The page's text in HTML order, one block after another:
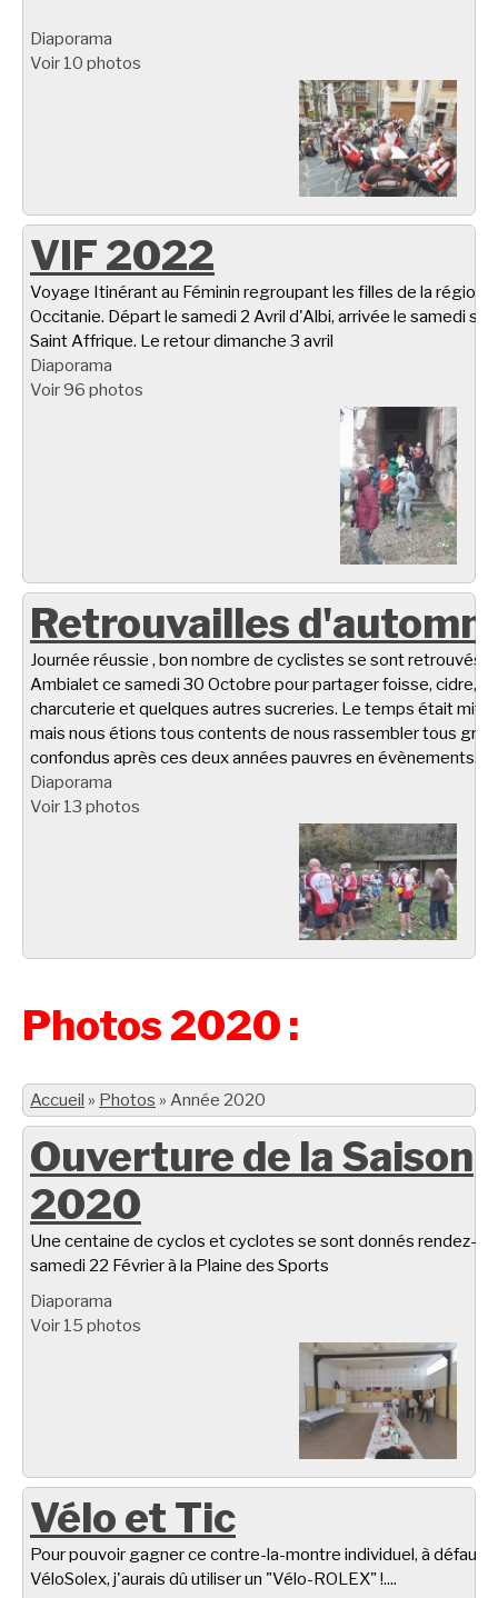
Diaporama
Voir 10 photos
VIF 2022
Voyage Itinérant au Féminin regroupant les filles de la région
Occitanie. Départ le samedi 2 Avril d'Albi, arrivée le samedi
Saint Affrique. Le retour dimanche 3 avril
Diaporama
Voir 96 photos
Retrouvailles
Journée réussie , bon nombre de cyclistes se sont retrouvés à
Ambialet ce samedi 30 Octobre pour partager foisse, cidre,
charcuterie et quelques autres sucreries. Le temps était
mais nous étions tous contents de nous rassembler tous
confondus après ces deux années pauvres en évènements.
Diaporama
Voir 13 photos
Photos 2020 :
Accueil » Photos » Année 2020
Ouverture de la Saison
2020
Une centaine de cyclos et cyclotes se sont donnés rendez-
samedi 22 Février à la Plaine des Sports
Diaporama
Voir 15 photos
Vélo et Tic
Pour pouvoir gagner ce contre-la-montre individuel, à défaut
VéloSolex, j'aurais dû utiliser un "Vélo-ROLEX" !....